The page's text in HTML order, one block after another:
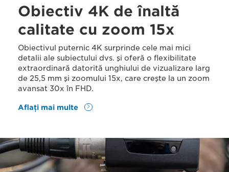
Obiectiv 4K de înaltă
calitate cu zoom 15x
Obiectivul puternic 4K surprinde cele mai mici
detalii ale subiectului dvs. şi oferă o flexibilitate
extraordinară datorită unghiului de vizualizare larg
de 25,5 mm şi zoomului 15x, care creşte la un zoom
avansat 30x în FHD.
Aflaţi mai multe